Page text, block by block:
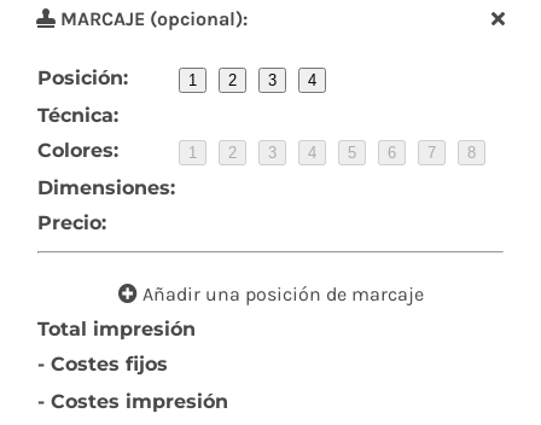
MARCAJE (opcional):
Posición: 1 2 3 4
Técnica:
Colores:
1 2 3 4 5 6 7 8
Dimensiones:
Precio:
Añadir una posición de marcaje
Total impresión
- Costes fijos
- Costes impresión